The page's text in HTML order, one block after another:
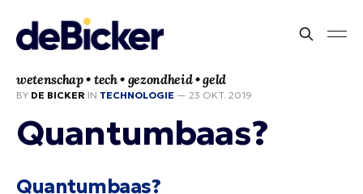
wetenschap • tech • gezondheid • geld
BY DE BICKER IN TECHNOLOGIE — 23 OKT. 2019
Quantumbaas?
Quantumbaas?